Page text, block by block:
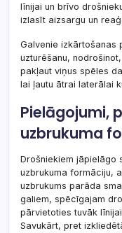
līnijai un brīvo
izlasīt aizsargu un
Galvenie izkārtošanas
uzturēšanu,
pakļaut viņus spēles
lai ļautu ātrai laterālai
Pielāgojumi,
uzbrukuma
Drošniekiem jāpielāgo
uzbrukuma formāciju,
uzbrukums parāda
galiem, spēcīgajam
pārvietoties tuvāk
Savukārt, pret